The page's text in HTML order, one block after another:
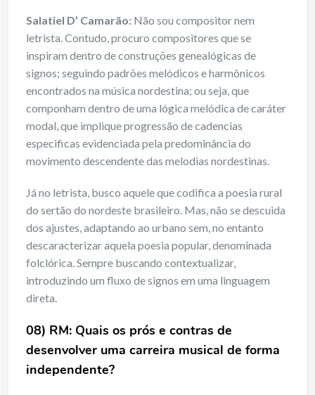
Salatiel D’ Camarão: Não sou compositor nem
letrista. Contudo, procuro compositores que se
inspiram dentro de construções genealógicas de
signos; seguindo padrões melódicos e harmônicos
encontrados na música nordestina; ou seja, que
componham dentro de uma lógica melódica de caráter
modal, que implique progressão de cadencias
especificas evidenciada pela predominância do
movimento descendente das melodias nordestinas.
Já no letrista, busco aquele que codifica a poesia rural
do sertão do nordeste brasileiro. Mas, não se descuida
dos ajustes, adaptando ao urbano sem, no entanto
descaracterizar aquela poesia popular, denominada
folclórica. Sempre buscando contextualizar,
introduzindo um fluxo de signos em uma linguagem
direta.
08) RM: Quais os prós e contras de
desenvolver uma carreira musical de forma
independente?